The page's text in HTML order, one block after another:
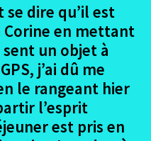
del Mar
dire qu’il est
Corine en mettant
un objet à
j’ai dû me
le rangeant hier
l’esprit
est pris en